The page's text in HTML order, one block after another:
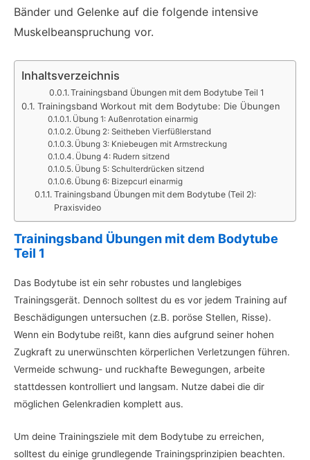
Bänder und Gelenke auf die folgende intensive
Muskelbeanspruchung vor.
Inhaltsverzeichnis
Trainingsband Übungen mit dem Bodytube Teil 1
Trainingsband Workout mit dem Bodytube: Die Übungen
Übung 1: Außenrotation einarmig
Übung 2: Seitheben Vierfüßlerstand
Übung 3: Kniebeugen mit Armstreckung
Übung 4: Rudern sitzend
Übung 5: Schulterdrücken sitzend
Übung 6: Bizepcurl einarmig
Trainingsband Übungen mit dem Bodytube (Teil 2):
Praxisvideo
Trainingsband Übungen mit dem Bodytube
Teil 1
Das Bodytube ist ein sehr robustes und langlebiges
Trainingsgerät. Dennoch solltest du es vor jedem Training auf
Beschädigungen untersuchen (z.B. poröse Stellen, Risse).
Wenn ein Bodytube reißt, kann dies aufgrund seiner hohen
Zugkraft zu unerwünschten körperlichen Verletzungen führen.
Vermeide schwung- und ruckhafte Bewegungen, arbeite
stattdessen kontrolliert und langsam. Nutze dabei die dir
möglichen Gelenkradien komplett aus.
Um deine Trainingsziele mit dem Bodytube zu erreichen,
solltest du einige grundlegende Trainingsprinzipien beachten.